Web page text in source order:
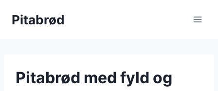
Pitabrød
Pitabrød med fyld og